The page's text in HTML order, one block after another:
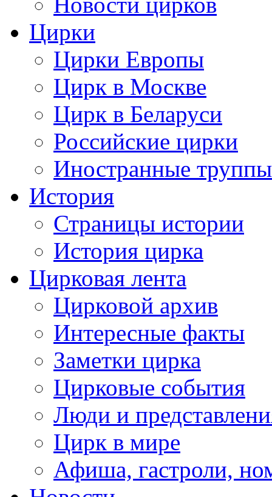
Цирки
Цирки Европы
Цирк в Москве
Цирк в Беларуси
Российские цирки
Иностранные труппы
История
Страницы истории
История цирка
Цирковая лента
Цирковой архив
Интересные факты
Заметки цирка
Цирковые события
Люди и
Цирк в мире
Афиша, гастроли,